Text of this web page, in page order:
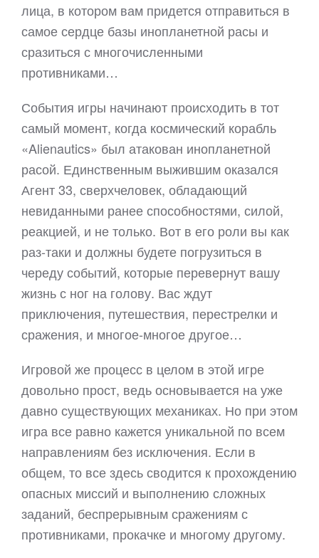
лица, в котором вам придется отправиться в
самое сердце базы инопланетной расы и
сразиться с многочисленными
противниками…
События игры начинают происходить в тот
самый момент, когда космический корабль
«Alienautics» был атакован инопланетной
расой. Единственным выжившим оказался
Агент 33, сверхчеловек, обладающий
невиданными ранее способностями, силой,
реакцией, и не только. Вот в его роли вы как
раз-таки и должны будете погрузиться в
череду событий, которые перевернут вашу
жизнь с ног на голову. Вас ждут
приключения, путешествия, перестрелки и
сражения, и многое-многое другое…
Игровой же процесс в целом в этой игре
довольно прост, ведь основывается на уже
давно существующих механиках. Но при этом
игра все равно кажется уникальной по всем
направлениям без исключения. Если в
общем, то все здесь сводится к прохождению
опасных миссий и выполнению сложных
заданий, беспрерывным сражениям с
противниками, прокачке и многому другому.